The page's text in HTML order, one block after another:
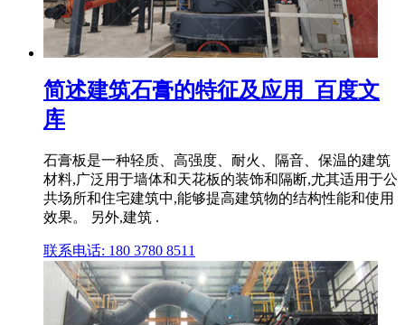
简述建筑石膏的特征及应用_百度文
库
石膏板是一种轻质、高强度、耐火、隔音、保温的建筑
材料,广泛用于墙体和天花板的装饰和隔断,尤其适用于公
共场所和住宅建筑中,能够提高建筑物的结构性能和使用
效果。 另外,建筑 .
联系电话: 180 3780 8511